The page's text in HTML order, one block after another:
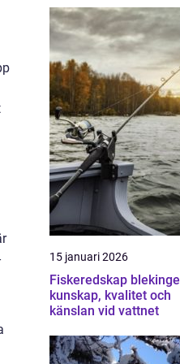
15 januari 2026
Fiskeredskap blekinge
kunskap, kvalitet och
känslan vid vattnet